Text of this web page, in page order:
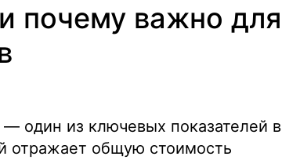
почему важно для
один из ключевых показателей в
отражает общую стоимость